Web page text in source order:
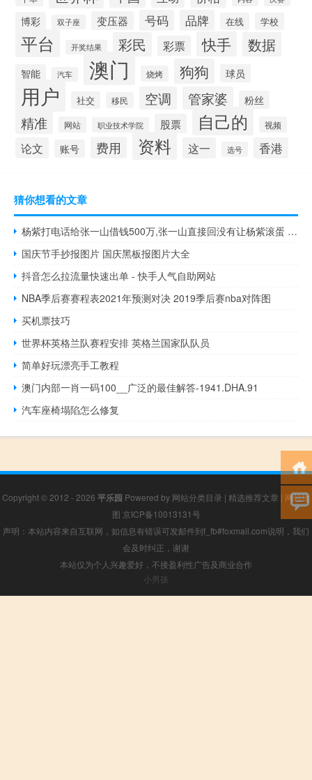
博彩 双子座 变压器 号码 品牌 在线 学校
平台 开奖结果 彩民 彩票 快手 数据
智能 汽车 澳门 烧烤 狗狗 球员
用户 社交 移民 空调 管家婆 粉丝
精准 网站 职业技术学院 股票 自己的 视频
论文 账号 费用 资料 这一 选号 香港
猜你想看的文章
杨紫打电话给张一山借钱500万,张一山直接回没有让杨紫滚蛋 杨紫向张一山要祝福
国庆节手抄报图片 国庆黑板报图片大全
抖音怎么拉流量快速出单 - 快手人气自助网站
NBA季后赛赛程表2021年预测对决 2019季后赛nba对阵图
买机票技巧
世界杯英格兰队赛程安排 英格兰国家队队员
简单好玩漂亮手工教程
澳门内部一肖一码100__广泛的最佳解答-1941.DHA.91
汽车座椅塌陷怎么修复
Copyright © 2012 - 2026 平乐园 Powered by 网站分类目录 | 精选推荐文章 | 网站地
图 京ICP备10013131号
声明：本站内容来自互联网，如信息有错误可发邮件到f_fb#foxmail.com说明，我们
会及时纠正，谢谢
本站仅为个人兴趣爱好，不接盈利性广告及商业合作
小男孩